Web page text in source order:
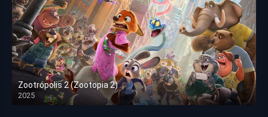
Zootrópolis 2 (Zootopia 2)
2025
HD 1080p